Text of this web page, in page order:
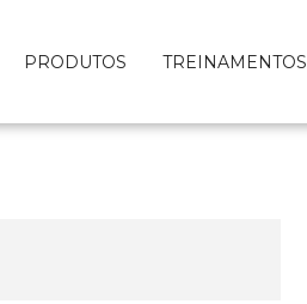
PRODUTOS TREINAMENTOS